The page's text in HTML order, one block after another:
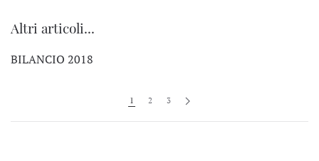
Altri articoli...
BILANCIO 2018
1 2 3